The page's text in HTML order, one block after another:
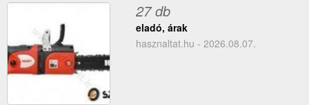
27 db
eladó, árak
hasznaltat.hu - 2026.08.07.